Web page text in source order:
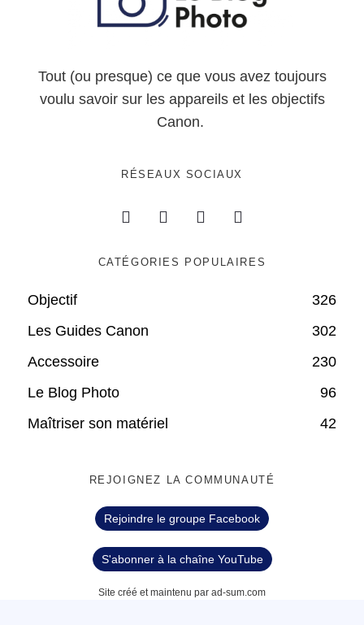
Tout (ou presque) ce que vous avez toujours
voulu savoir sur les appareils et les objectifs
Canon.
RÉSEAUX SOCIAUX
CATÉGORIES POPULAIRES
Objectif
326
Les Guides Canon
302
Accessoire
230
Le Blog Photo
96
Maîtriser son matériel
42
REJOIGNEZ LA COMMUNAUTÉ
Rejoindre le groupe Facebook
S'abonner à la chaîne YouTube
Site créé et maintenu par ad-sum.com